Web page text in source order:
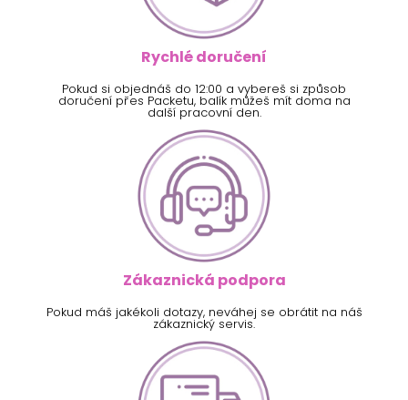
Rychlé doručení
Pokud si objednáš do 12:00 a vybereš si způsob
doručení přes Packetu, balík můžeš mít doma na
další pracovní den.
Zákaznická podpora
Pokud máš jakékoli dotazy, neváhej se obrátit na náš
zákaznický servis.